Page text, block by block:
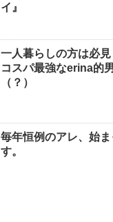
イ』
一人暮らしの方は必
コスパ最強なerina的
（？）
毎年恒例のアレ、始ま
す。